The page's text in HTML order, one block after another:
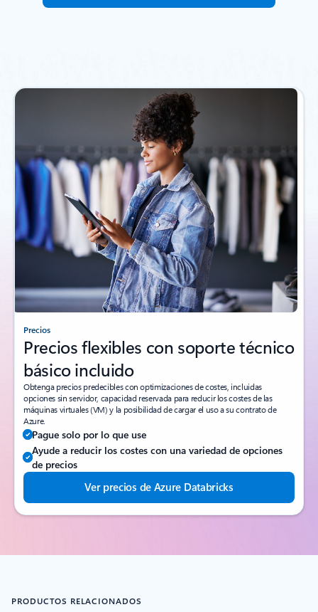
Precios
Precios flexibles con soporte técnico
básico incluido
Obtenga precios predecibles con optimizaciones de costes, incluidas
opciones sin servidor, capacidad reservada para reducir los costes de las
máquinas virtuales (VM) y la posibilidad de cargar el uso a su contrato de
Azure.
Pague solo por lo que use
Ayude a reducir los costes con una variedad de opciones
de precios
Ver precios de Azure Databricks
PRODUCTOS RELACIONADOS